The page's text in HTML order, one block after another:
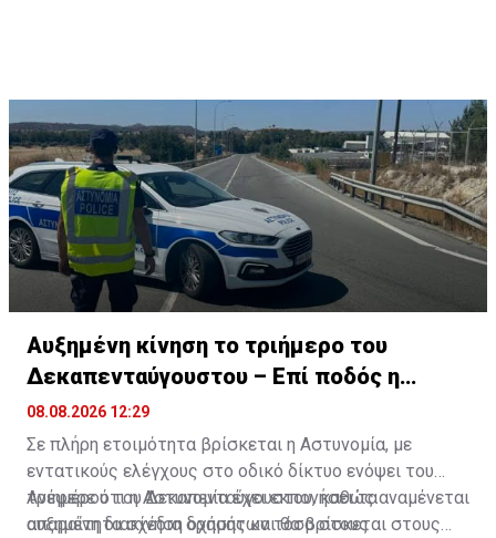
Αυξημένη κίνηση το τριήμερο του
Δεκαπενταύγουστου – Επί ποδός η
Αστυνομία
08.08.2026 12:29
Σε πλήρη ετοιμότητα βρίσκεται η Αστυνομία, με
εντατικούς ελέγχους στο οδικό δίκτυο ενόψει του
τριημέρου του Δεκαπενταύγουστου, καθώς αναμένεται
αυξημένη διακίνηση οχημάτων τόσο στους
Ανέφερε ότι η Αστυνομία έχει εκπονήσει τα
απαραίτητα σχέδια δράσης και θα βρίσκεται στους